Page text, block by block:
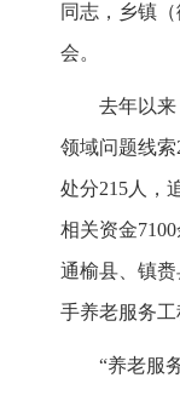
同志，乡镇
会。
去年以
领域问题线索
处分215人，
相关资金
通榆县、镇
手养老服务工
“养老服